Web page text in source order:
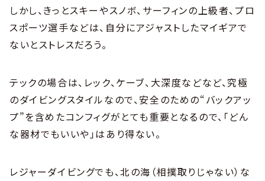
しかし、きっとスキーやスノボ、サーフィンの上級者、プロ
スポーツ選手などは、自分にアジャストしたマイギアで
ないとストレスだろう。
テックの場合は、レック、ケーブ、大深度などなど、究極
のダイビングスタイルなので、安全のための“バックアッ
プ”を含めたコンフィグがとても重要となるので、「どん
な器材でもいいや」はあり得ない。
レジャーダイビングでも、北の海（相撲取りじゃない）な